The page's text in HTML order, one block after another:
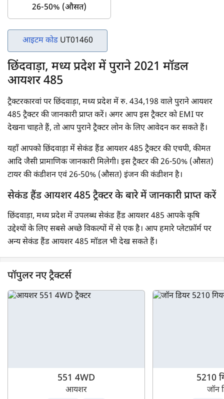
26-50% (औसत)
आइटम कोड UT01460
छिंदवाड़ा, मध्य प्रदेश में पुराने 2021 मॉडल
आयशर 485
ट्रैक्टरकारवां पर छिंदवाड़ा, मध्य प्रदेश में रु. 434,198 वाले पुराने आयशर
485 ट्रैक्टर की जानकारी प्राप्त करें। अगर आप इस ट्रैक्टर को EMI पर
देखना चाहते हैं, तो आप पुराने ट्रैक्टर लोन के लिए आवेदन कर सकते हैं।
यहाँ आपको छिंदवाड़ा में सेकंड हैंड आयशर 485 ट्रैक्टर की एचपी, कीमत
आदि जैसी प्रामाणिक जानकारी मिलेगी। इस ट्रैक्टर की 26-50% (औसत)
टायर की कंडीशन एवं 26-50% (औसत) इंजन की कंडीशन है।
सेकंड हैंड आयशर 485 ट्रैक्टर के बारे में जानकारी प्राप्त करें
छिंदवाड़ा, मध्य प्रदेश में उपलब्ध सेकंड हैंड आयशर 485 आपके कृषि
उद्देश्यों के लिए सबसे अच्छे विकल्पों में से एक है। आप हमारे प्लेटफ़ॉर्म पर
अन्य सेकंड हैंड आयशर 485 मॉडल भी देख सकते हैं।
पॉपुलर नए ट्रैक्टर्स
551 4WD
आयशर
5210
जॉन